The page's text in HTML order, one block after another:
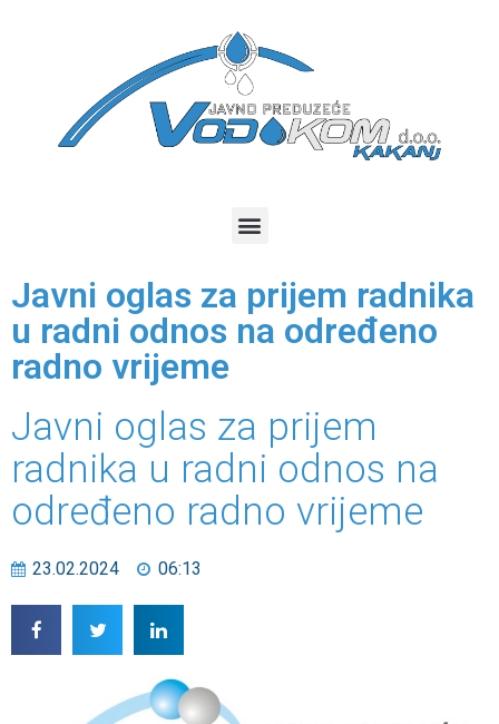
Javni oglas za prijem radnika
u radni odnos na određeno
radno vrijeme
Javni oglas za prijem
radnika u radni odnos na
određeno radno vrijeme
23.02.2024 06:13